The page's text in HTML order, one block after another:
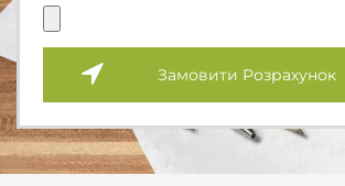
Замовити Розрахунок